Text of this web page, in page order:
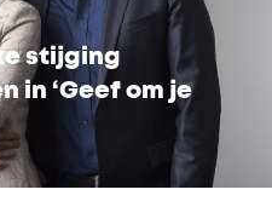
stijging
in ‘Geef om je